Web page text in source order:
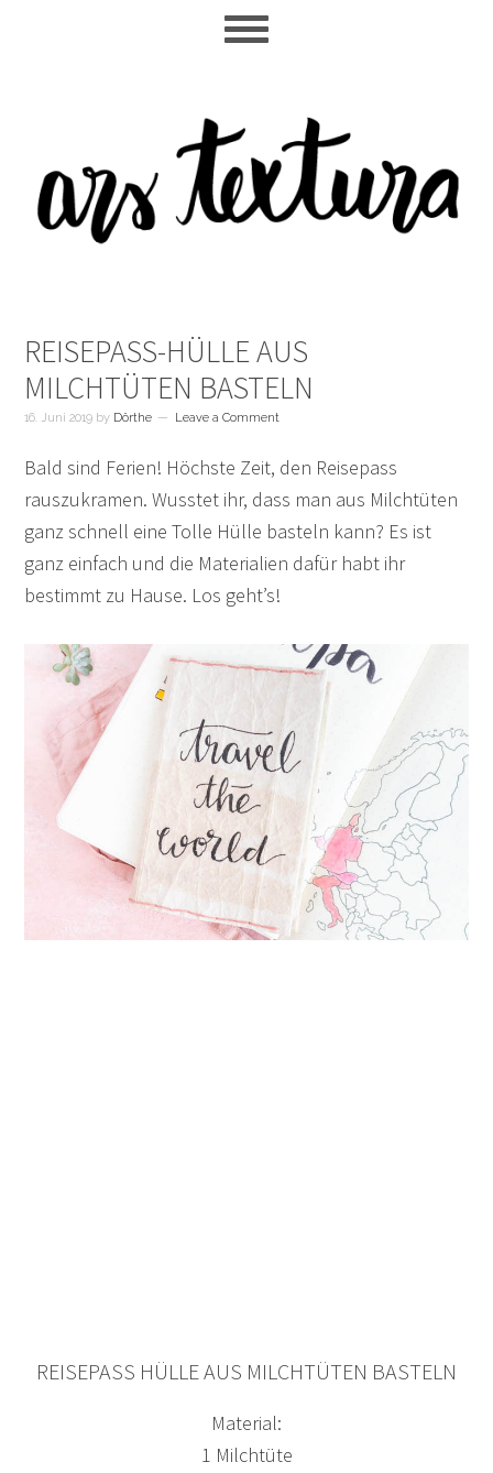
REISEPASS-HÜLLE AUS
MILCHTÜTEN BASTELN
16. Juni 2019 by Dörthe Leave a Comment
Bald sind Ferien! Höchste Zeit, den Reisepass
rauszukramen. Wusstet ihr, dass man aus Milchtüten
ganz schnell eine Tolle Hülle basteln kann? Es ist
ganz einfach und die Materialien dafür habt ihr
bestimmt zu Hause. Los geht’s!
REISEPASS HÜLLE AUS MILCHTÜTEN BASTELN
Material:
1 Milchtüte